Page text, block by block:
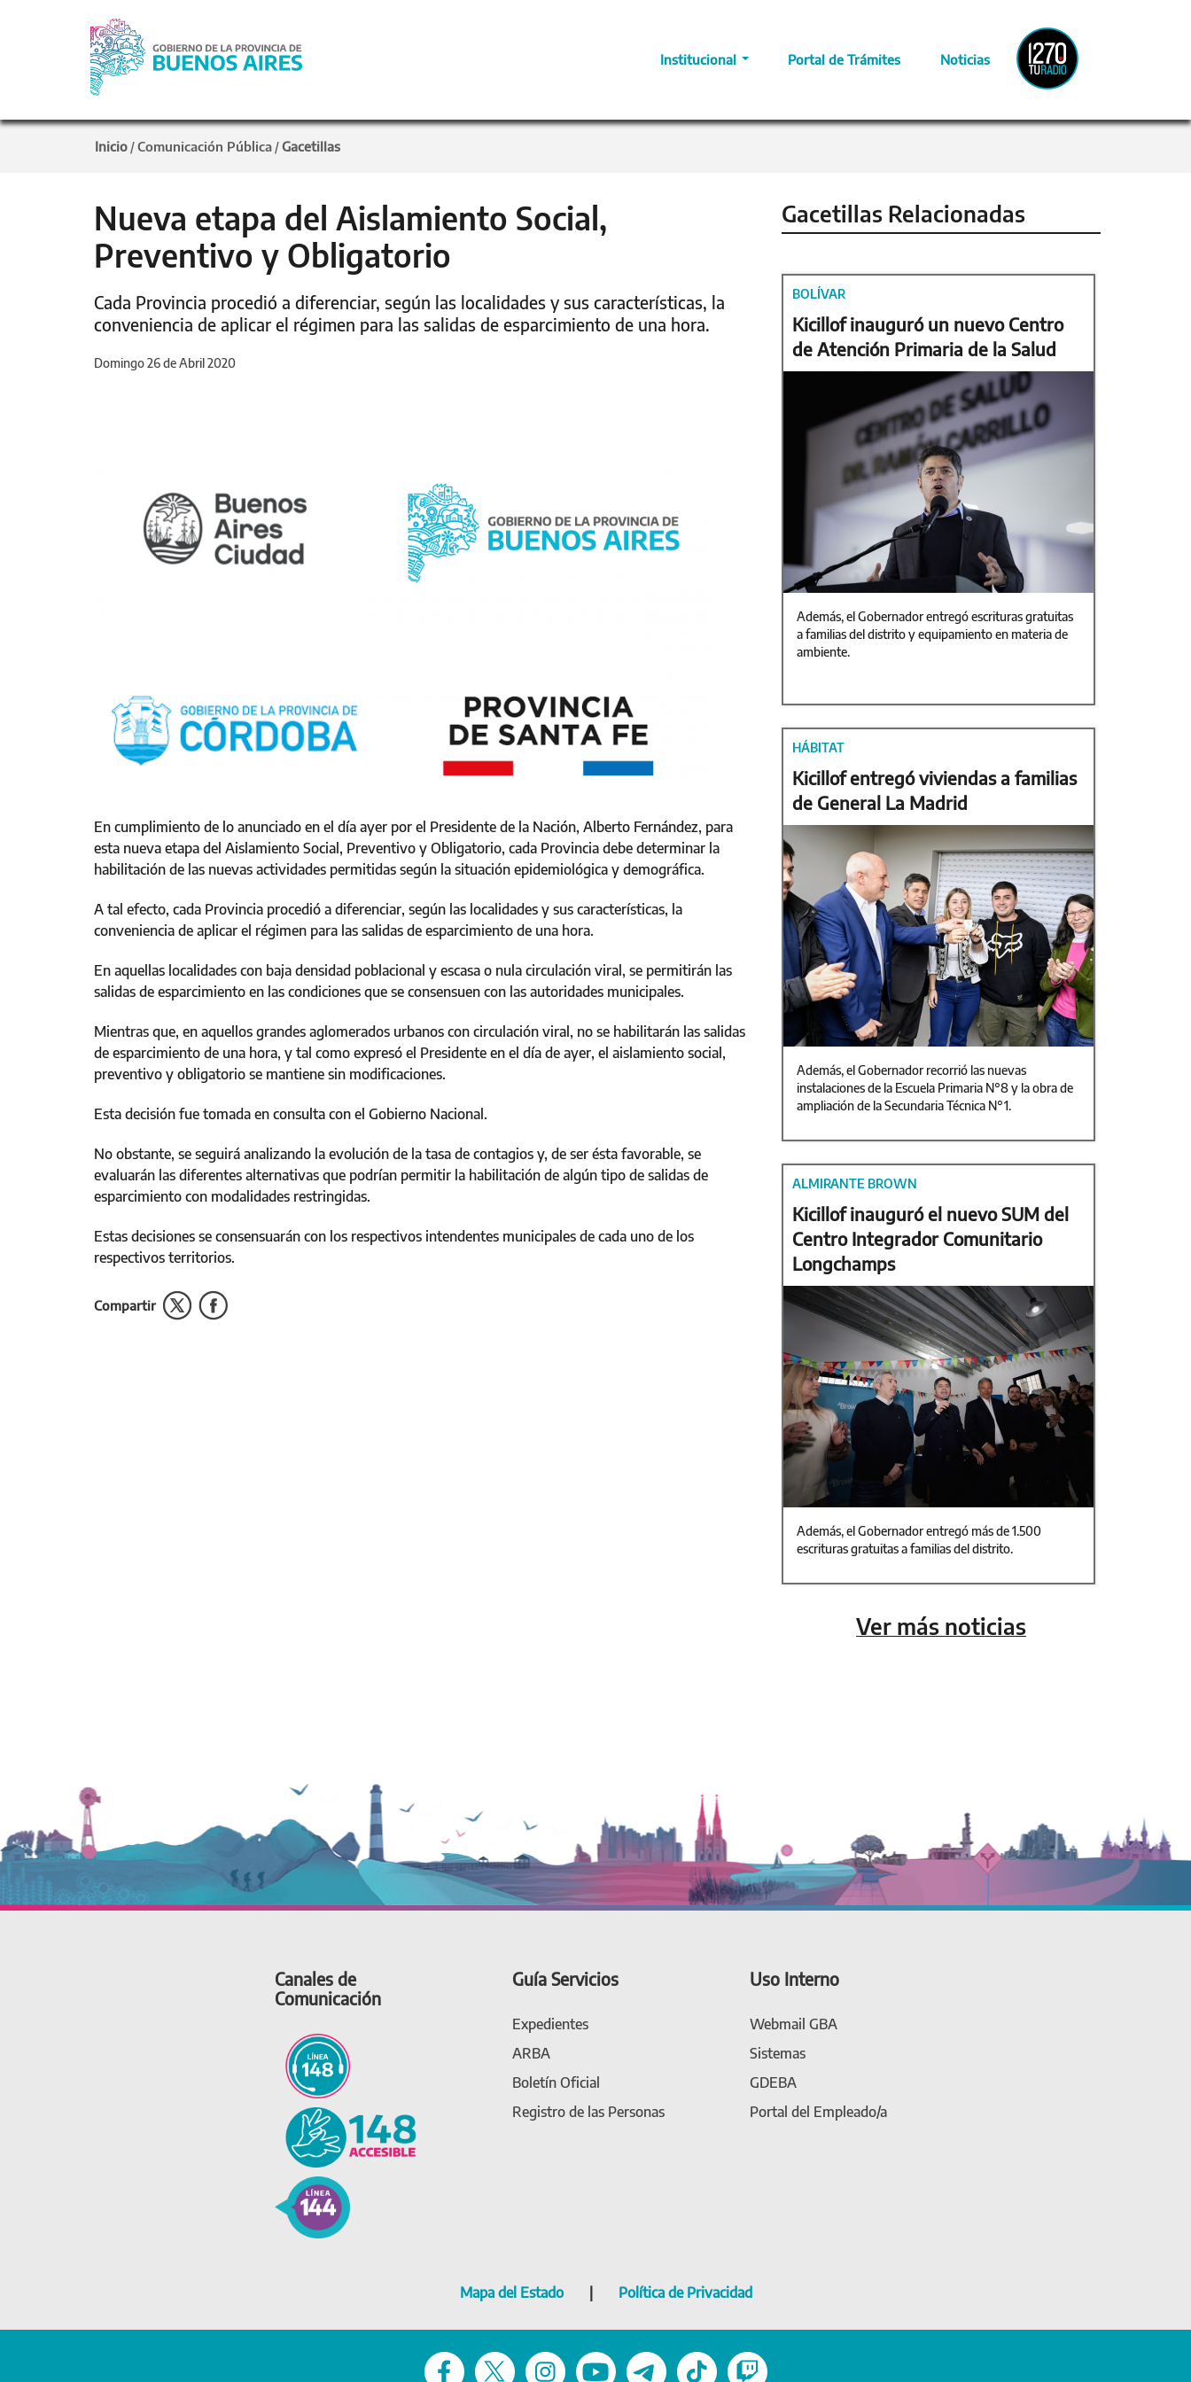
Institucional Portal de Trámites Noticias
Radio
Provincia
Inicio /Comunicación Pública /Gacetillas
Nueva etapa del Aislamiento Social,
Preventivo y Obligatorio
Cada Provincia procedió a diferenciar, según las localidades y sus características, la
conveniencia de aplicar el régimen para las salidas de esparcimiento de una hora.
Domingo 26 de Abril 2020
En cumplimiento de lo anunciado en el día ayer por el Presidente de la Nación, Alberto Fernández, para
esta nueva etapa del Aislamiento Social, Preventivo y Obligatorio, cada Provincia debe determinar la
habilitación de las nuevas actividades permitidas según la situación epidemiológica y demográfica.
A tal efecto, cada Provincia procedió a diferenciar, según las localidades y sus características, la
conveniencia de aplicar el régimen para las salidas de esparcimiento de una hora.
En aquellas localidades con baja densidad poblacional y escasa o nula circulación viral, se permitirán las
salidas de esparcimiento en las condiciones que se consensuen con las autoridades municipales.
Mientras que, en aquellos grandes aglomerados urbanos con circulación viral, no se habilitarán las salidas
de esparcimiento de una hora, y tal como expresó el Presidente en el día de ayer, el aislamiento social,
preventivo y obligatorio se mantiene sin modificaciones.
Esta decisión fue tomada en consulta con el Gobierno Nacional.
No obstante, se seguirá analizando la evolución de la tasa de contagios y, de ser ésta favorable, se
evaluarán las diferentes alternativas que podrían permitir la habilitación de algún tipo de salidas de
esparcimiento con modalidades restringidas.
Estas decisiones se consensuarán con los respectivos intendentes municipales de cada uno de los
respectivos territorios.
Compartir
Gacetillas Relacionadas
BOLÍVAR
Kicillof inauguró un nuevo Centro
de Atención Primaria de la Salud
Además, el Gobernador entregó escrituras gratuitas
a familias del distrito y equipamiento en materia de
ambiente.
HÁBITAT
Kicillof entregó viviendas a familias
de General La Madrid
Además, el Gobernador recorrió las nuevas
instalaciones de la Escuela Primaria N°8 y la obra de
ampliación de la Secundaria Técnica N°1.
ALMIRANTE BROWN
Kicillof inauguró el nuevo SUM del
Centro Integrador Comunitario
Longchamps
Además, el Gobernador entregó más de 1.500
escrituras gratuitas a familias del distrito.
Ver más noticias
Canales de
Comunicación
Guía Servicios
Expedientes
ARBA
Boletín Oficial
Registro de las Personas
Uso Interno
Webmail GBA
Sistemas
GDEBA
Portal del Empleado/a
Mapa del Estado Política de Privacidad